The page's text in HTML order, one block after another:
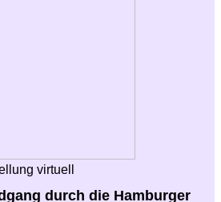
virtuell
durch die Hamburger